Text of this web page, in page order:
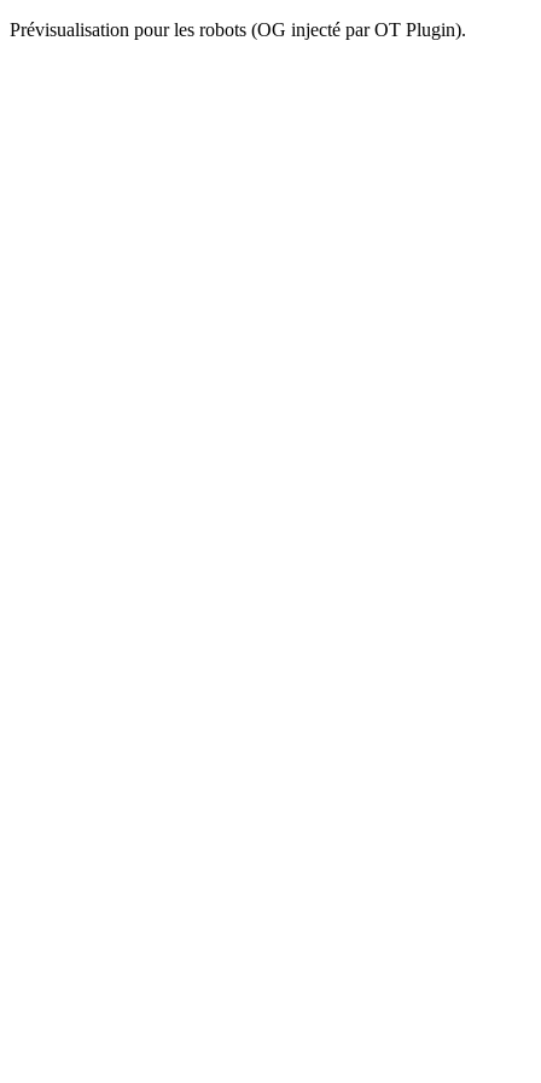
Prévisualisation pour les robots (OG injecté par OT Plugin).